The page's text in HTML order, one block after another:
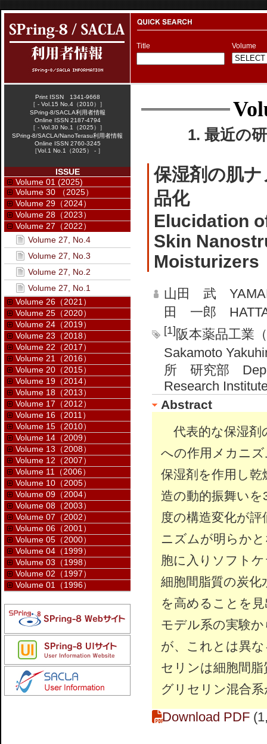
Title Volume
1. 最近の
保湿剤の肌
品化
Elucidation
Skin
Moisturizers
山田 武
田 一郎
[1]阪本薬品工業
Sakamoto
所 研究部
Research
Abstract
代表的な保湿剤
への作用メカニ
保湿剤を作用し乾
造の動的振舞い
度の構造変化が
ニズムが明らか
胞に入りソフト
細胞間脂質の炭化
を高めることを
モデル系の実験
が、これとは異
セリンは細胞間
グリセリン混合
Download PDF
Print ISSN 1341-9668
［ - Vol.15 No.4（2010）］
SPring-8/SACLA利用者情報
Online ISSN 2187-4794
［ - Vol.30 No.1（2025）］
SPring-8/SACLA/NanoTerasu利用者情報
Online ISSN 2760-3245
［Vol.1 No.1（2025） - ］
ISSUE
Volume 01 (2025)
Volume 30 （2025）
Volume 29（2024）
Volume 28（2023）
Volume 27（2022）
Volume 27, No.4
Volume 27, No.3
Volume 27, No.2
Volume 27, No.1
Volume 26（2021）
Volume 25（2020）
Volume 24（2019）
Volume 23（2018）
Volume 22（2017）
Volume 21（2016）
Volume 20（2015）
Volume 19（2014）
Volume 18（2013）
Volume 17（2012）
Volume 16（2011）
Volume 15（2010）
Volume 14（2009）
Volume 13（2008）
Volume 12（2007）
Volume 11（2006）
Volume 10（2005）
Volume 09（2004）
Volume 08（2003）
Volume 07（2002）
Volume 06（2001）
Volume 05（2000）
Volume 04（1999）
Volume 03（1998）
Volume 02（1997）
Volume 01（1996）